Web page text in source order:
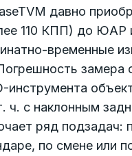
давно
110 КПП) до
временные
инструмента
с наклонным
ряд подзадач:
по смене или